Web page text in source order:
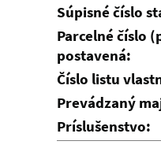
Súpisné číslo
Parcelné číslo
postavená:
Číslo listu
Prevádzaný
Príslušenstvo: